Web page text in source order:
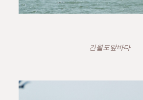
간월도앞바다